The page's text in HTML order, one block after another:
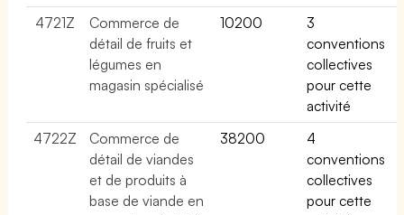
4721Z
Commerce de
détail de fruits et
légumes en
magasin spécialisé
10200
3
conventions
collectives
pour cette
activité
4722Z
Commerce de
détail de viandes
et de produits à
base de viande en
38200
4
conventions
collectives
pour cette